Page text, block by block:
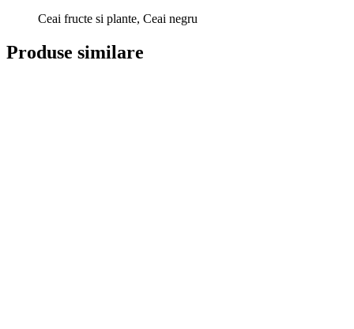
Ceai fructe si plante, Ceai negru
Produse similare